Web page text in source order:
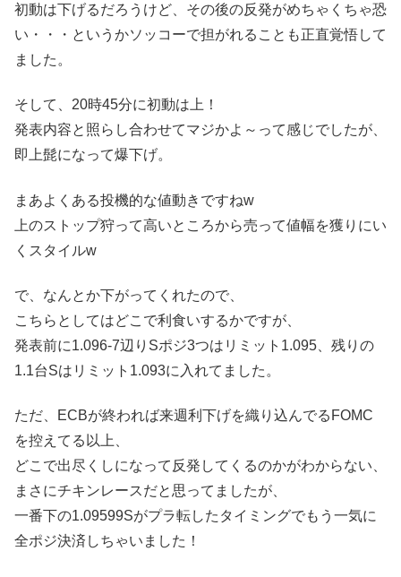
初動は下げるだろうけど、その後の反発がめちゃくちゃ恐
い・・・というかソッコーで担がれることも正直覚悟して
ました。
そして、20時45分に初動は上！
発表内容と照らし合わせてマジかよ～って感じでしたが、
即上髭になって爆下げ。
まあよくある投機的な値動きですねw
上のストップ狩って高いところから売って値幅を獲りにい
くスタイルw
で、なんとか下がってくれたので、
こちらとしてはどこで利食いするかですが、
発表前に1.096-7辺りSポジ3つはリミット1.095、残りの
1.1台Sはリミット1.093に入れてました。
ただ、ECBが終われば来週利下げを織り込んでるFOMC
を控えてる以上、
どこで出尽くしになって反発してくるのかがわからない、
まさにチキンレースだと思ってましたが、
一番下の1.09599Sがプラ転したタイミングでもう一気に
全ポジ決済しちゃいました！